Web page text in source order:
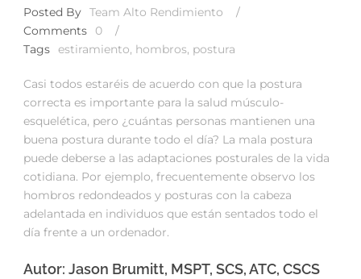
Posted By Team Alto Rendimiento
/
Comments
0
/
Tags estiramiento, hombros, postura
Casi todos estaréis de acuerdo con que la postura
correcta es importante para la salud músculo-
esquelética, pero ¿cuántas personas mantienen una
buena postura durante todo el día? La mala postura
puede deberse a las adaptaciones posturales de la vida
cotidiana. Por ejemplo, frecuentemente observo los
hombros redondeados y posturas con la cabeza
adelantada en individuos que están sentados todo el
día frente a un ordenador.
Autor: Jason Brumitt, MSPT, SCS, ATC, CSCS